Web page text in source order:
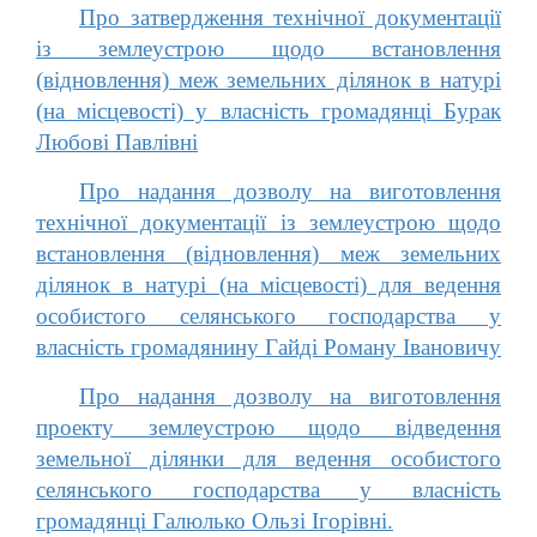
Про затвердження технічної документації
із землеустрою щодо встановлення
(відновлення) меж земельних ділянок в натурі
(на місцевості) у власність громадянці Бурак
Любові Павлівні
Про надання дозволу на виготовлення
технічної документації із землеустрою щодо
встановлення (відновлення) меж земельних
ділянок в натурі (на місцевості) для ведення
особистого селянського господарства у
власність громадянину Гайді Роману Івановичу
Про надання дозволу на виготовлення
проекту землеустрою щодо відведення
земельної ділянки для ведення особистого
селянського господарства у власність
громадянці Галюлько Ользі Ігорівні.